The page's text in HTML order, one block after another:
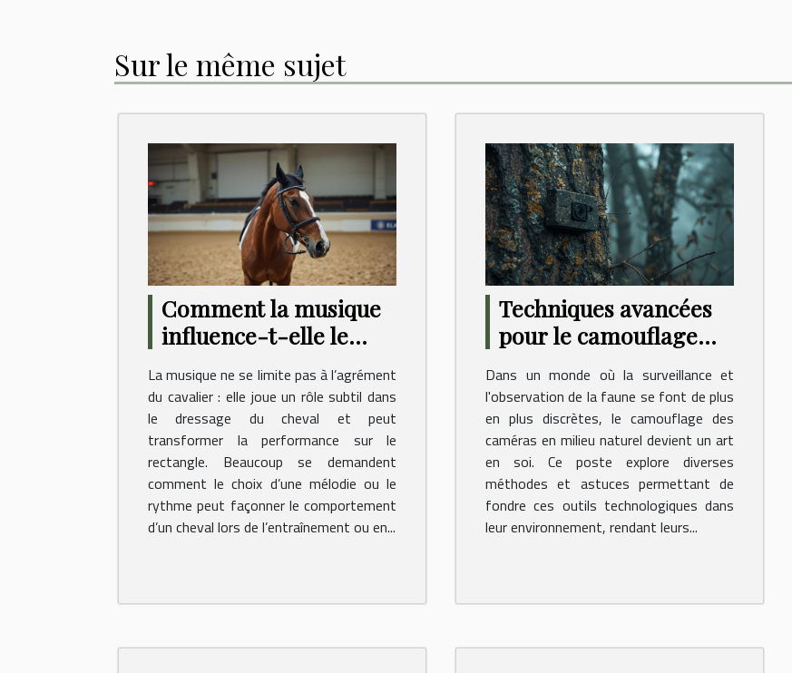
Sur le même sujet
Comment la musique
influence-t-elle le
comportement des
chevaux en dressage ?
La musique ne se limite pas à l’agrément
du cavalier : elle joue un rôle subtil dans
le dressage du cheval et peut
transformer la performance sur le
rectangle. Beaucoup se demandent
comment le choix d’une mélodie ou le
rythme peut façonner le comportement
d’un cheval lors de l’entraînement ou en...
Techniques avancées
pour le camouflage
des caméras en milieu
naturel
Dans un monde où la surveillance et
l'observation de la faune se font de plus
en plus discrètes, le camouflage des
caméras en milieu naturel devient un art
en soi. Ce poste explore diverses
méthodes et astuces permettant de
fondre ces outils technologiques dans
leur environnement, rendant leurs...